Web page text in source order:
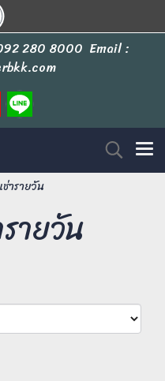
280 8000 Email :
ารายวัน
ายวัน